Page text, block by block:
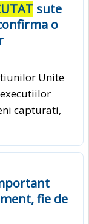
sute
o
Unite
capturati,
fie de